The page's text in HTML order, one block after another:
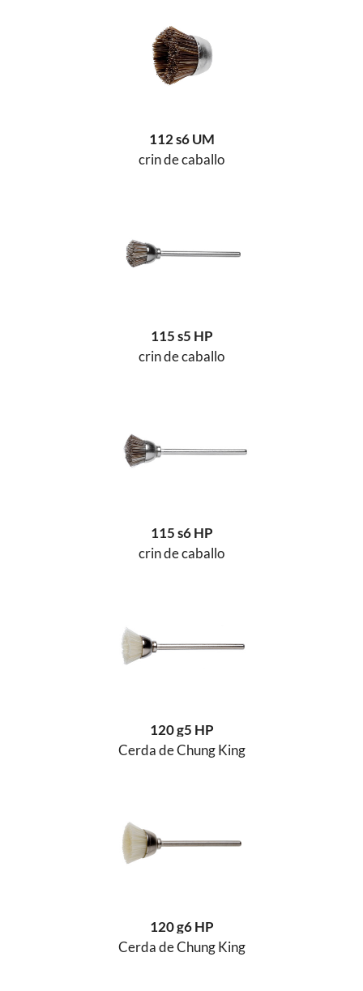
112 s6 UM
crin de caballo
115 s5 HP
crin de caballo
115 s6 HP
crin de caballo
120 g5 HP
Cerda de Chung King
120 g6 HP
Cerda de Chung King